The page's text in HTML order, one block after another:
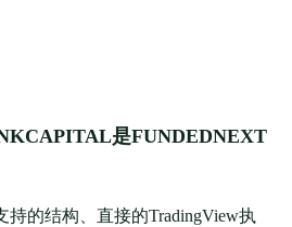
是FUNDEDNEXT
的结构、直接的TradingView执